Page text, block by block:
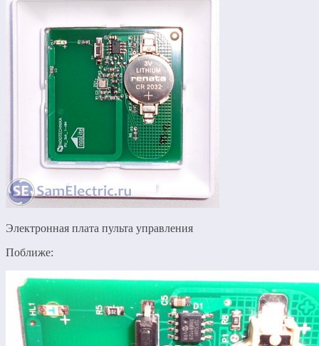
Электронная плата пульта управления
Поближе: